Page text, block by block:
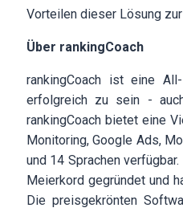
Vorteilen dieser Lösung
Über rankingCoach
rankingCoach ist eine All-
erfolgreich zu sein -
rankingCoach bietet eine
Monitoring, Google Ads,
und 14 Sprachen
Meierkord gegründet und
Die preisgekrönten